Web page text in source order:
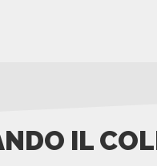
IL